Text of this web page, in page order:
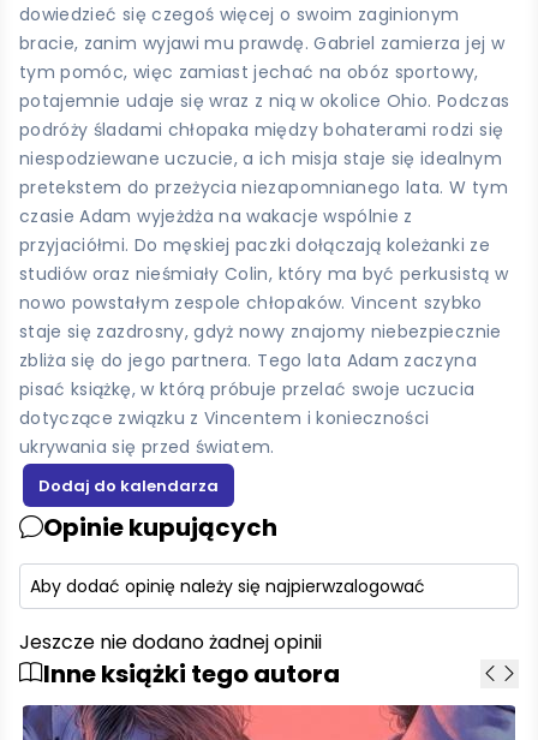
dowiedzieć się czegoś więcej o swoim zaginionym
bracie, zanim wyjawi mu prawdę. Gabriel zamierza jej w
tym pomóc, więc zamiast jechać na obóz sportowy,
potajemnie udaje się wraz z nią w okolice Ohio. Podczas
podróży śladami chłopaka między bohaterami rodzi się
niespodziewane uczucie, a ich misja staje się idealnym
pretekstem do przeżycia niezapomnianego lata. W tym
czasie Adam wyjeżdża na wakacje wspólnie z
przyjaciółmi. Do męskiej paczki dołączają koleżanki ze
studiów oraz nieśmiały Colin, który ma być perkusistą w
nowo powstałym zespole chłopaków. Vincent szybko
staje się zazdrosny, gdyż nowy znajomy niebezpiecznie
zbliża się do jego partnera. Tego lata Adam zaczyna
pisać książkę, w którą próbuje przelać swoje uczucia
dotyczące związku z Vincentem i konieczności
ukrywania się przed światem.
Opinie kupujących
Aby dodać opinię należy się najpierwzalogować
Jeszcze nie dodano żadnej opinii
Inne książki tego autora